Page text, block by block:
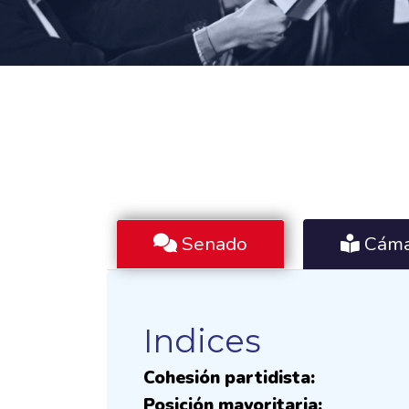
Senado
Indices
Cohesión partidista: